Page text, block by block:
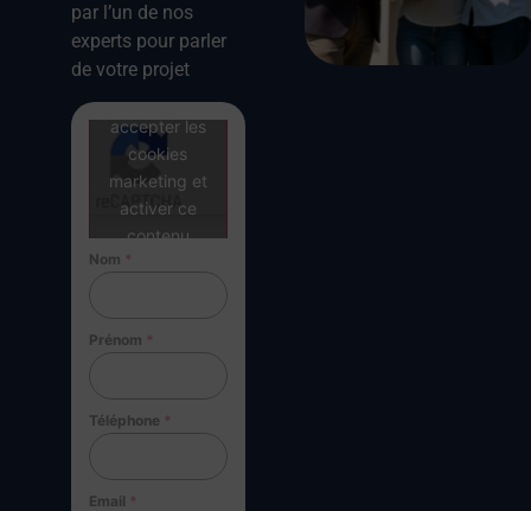
par l’un de nos
experts pour parler
de votre projet
Cliquez pour
accepter les
cookies
marketing et
activer ce
contenu
Nom *
Prénom *
Téléphone *
Email *